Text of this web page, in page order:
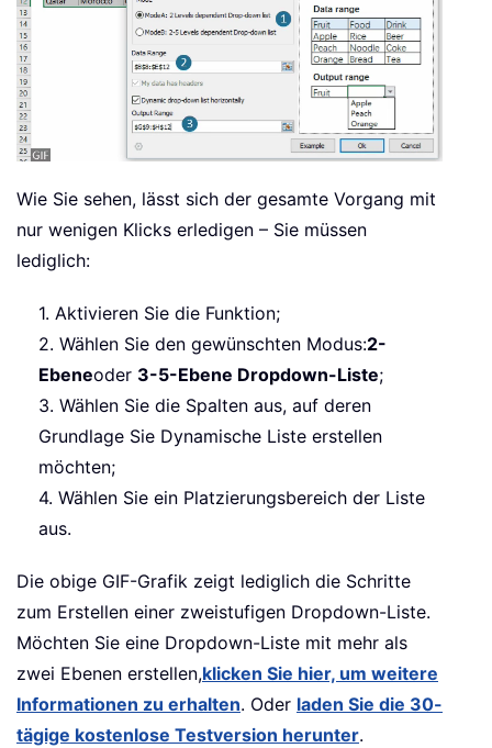
Wie Sie sehen, lässt sich der gesamte Vorgang mit
nur wenigen Klicks erledigen – Sie müssen
lediglich:
1. Aktivieren Sie die Funktion;
2. Wählen Sie den gewünschten Modus:2-
Ebeneoder 3-5-Ebene Dropdown-Liste;
3. Wählen Sie die Spalten aus, auf deren
Grundlage Sie Dynamische Liste erstellen
möchten;
4. Wählen Sie ein Platzierungsbereich der Liste
aus.
Die obige GIF-Grafik zeigt lediglich die Schritte
zum Erstellen einer zweistufigen Dropdown-Liste.
Möchten Sie eine Dropdown-Liste mit mehr als
zwei Ebenen erstellen,klicken Sie hier, um weitere
Informationen zu erhalten. Oder laden Sie die 30-
tägige kostenlose Testversion herunter.